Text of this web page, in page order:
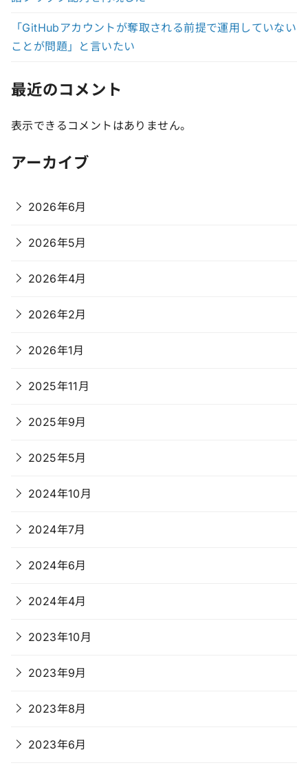
「GitHubアカウントが奪取される前提で運用していない
ことが問題」と言いたい
最近のコメント
表示できるコメントはありません。
アーカイブ
2026年6月
2026年5月
2026年4月
2026年2月
2026年1月
2025年11月
2025年9月
2025年5月
2024年10月
2024年7月
2024年6月
2024年4月
2023年10月
2023年9月
2023年8月
2023年6月